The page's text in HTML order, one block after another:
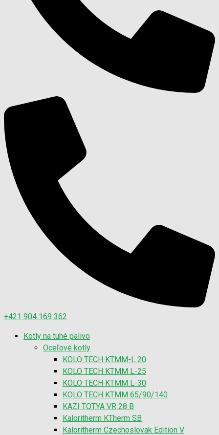
+421 904 169 362
Kotly na tuhé palivo
Oceľové kotly
KOLO TECH KTMM-L 20
KOLO TECH KTMM L-25
KOLO TECH KTMM L-30
KOLO TECH KTMM 65/90/140
KAZI TOTYA VR 28 B
Kaloritherm KTherm SB
Kaloritherm Czechoslovak Edition V